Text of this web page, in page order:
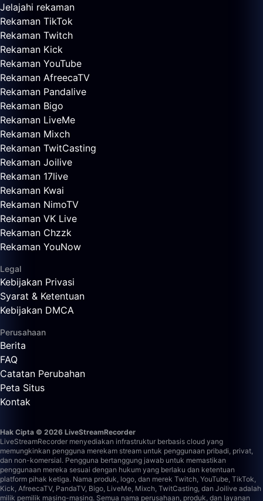
Jelajahi rekaman
Rekaman TikTok
Rekaman Twitch
Rekaman Kick
Rekaman YouTube
Rekaman AfreecaTV
Rekaman Pandalive
Rekaman Bigo
Rekaman LiveMe
Rekaman Mixch
Rekaman TwitCasting
Rekaman Joilive
Rekaman 17live
Rekaman Kwai
Rekaman NimoTV
Rekaman VK Live
Rekaman Chzzk
Rekaman YouNow
Legal
Kebijakan Privasi
Syarat & Ketentuan
Kebijakan DMCA
Perusahaan
Berita
FAQ
Catatan Perubahan
Peta Situs
Kontak
Hak Cipta © 2026 LiveStreamRecorder
LiveStreamRecorder menyediakan infrastruktur berbasis cloud yang
memungkinkan pengguna merekam stream untuk penggunaan pribadi, privat,
dan non-komersial. Pengguna bertanggung jawab untuk memastikan
penggunaan mereka sesuai dengan hukum yang berlaku dan ketentuan
platform pihak ketiga. Nama produk, logo, dan merek Twitch, YouTube, TikTok,
Kick, AfreecaTV, PandaTV, Bigo, LiveMe, Mixch, TwitCasting, dan Joilive adalah
milik pemilik masing-masing. Semua nama perusahaan, produk, dan layanan